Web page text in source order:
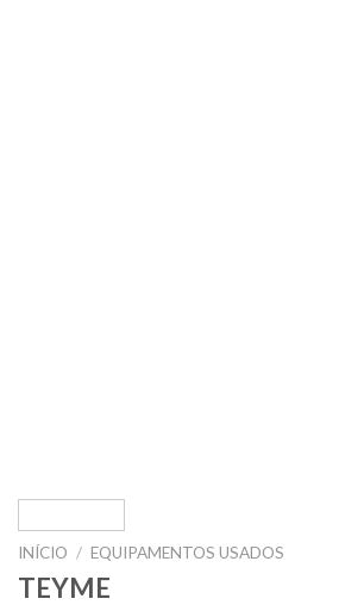
INÍCIO / EQUIPAMENTOS USADOS
TEYME